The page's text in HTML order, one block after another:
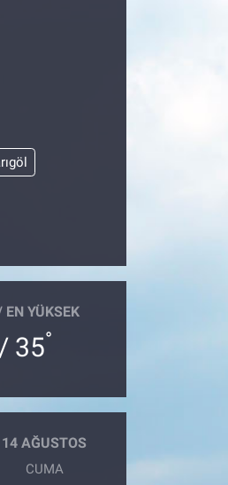
EN YÜKSEK
/ 35°
14 AĞUSTOS
CUMA